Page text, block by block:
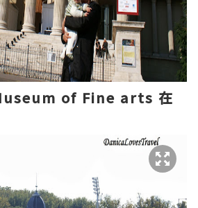
of Fine arts 在